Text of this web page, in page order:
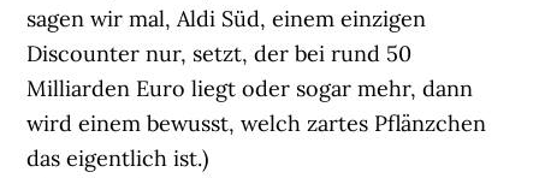
sagen wir mal, Aldi Süd, einem einzigen
Discounter nur, setzt, der bei rund 50
Milliarden Euro liegt oder sogar mehr, dann
wird einem bewusst, welch zartes Pflänzchen
das eigentlich ist.)